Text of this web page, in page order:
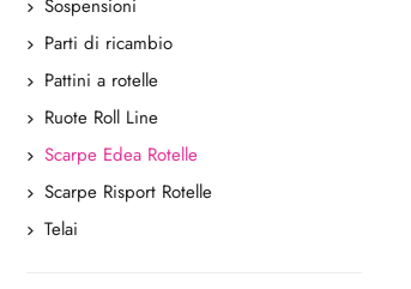
Sospensioni
Parti di ricambio
Pattini a rotelle
Ruote Roll Line
Scarpe Edea Rotelle
Scarpe Risport Rotelle
Telai